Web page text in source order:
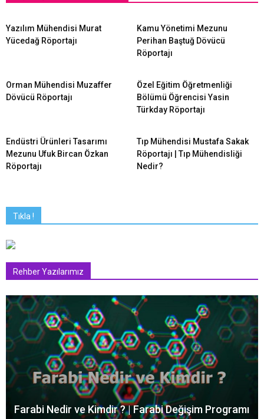
Yazılım Mühendisi Murat
Yücedağ Röportajı
Kamu Yönetimi Mezunu
Perihan Baştuğ Dövücü
Röportajı
Orman Mühendisi Muzaffer
Dövücü Röportajı
Özel Eğitim Öğretmenliği
Bölümü Öğrencisi Yasin
Türkday Röportajı
Endüstri Ürünleri Tasarımı
Mezunu Ufuk Bircan Özkan
Röportajı
Tıp Mühendisi Mustafa Sakak
Röportajı | Tıp Mühendisliği
Nedir?
Tıkla !
Rehber Yazılarımız
Farabi Nedir ve Kimdir ? | Farabi Değişim Programı